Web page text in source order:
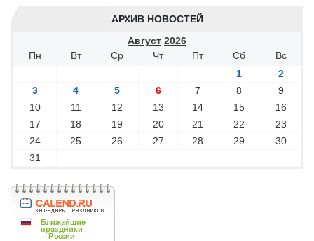
АРХИВ НОВОСТЕЙ
Август 2026
Пн
Вт Ср Чт Пт Сб
Вс
1
2
3
4 5 6 7 8
9
10
11 12 13 14 15
16
17
18 19 20 21 22
23
24
25 26 27 28 29
30
31